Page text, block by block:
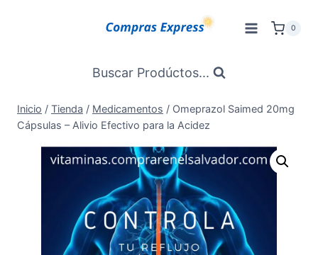
0
Buscar Prodúctos...
Inicio / Tienda / Medicamentos / Omeprazol Saimed 20mg
Cápsulas – Alivio Efectivo para la Acidez